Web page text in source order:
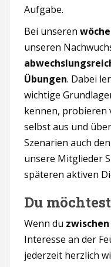
Aufgabe.
Bei unseren
unseren
Übungen. Dabei
wichtige
kennen, probieren
selbst aus und
Szenarien auch
unsere Mitglieder
späteren aktiven
Du
Wenn du zwischen
Interesse an der
jederzeit herzlich